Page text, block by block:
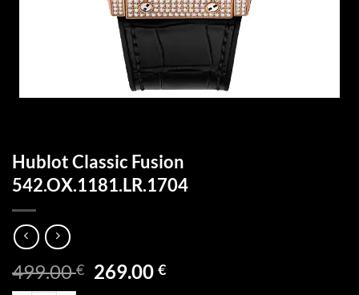
Hublot Classic Fusion
542.OX.1181.LR.1704
499.00€ Ursprünglicher
269.00€Aktueller